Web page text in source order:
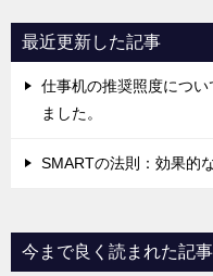
最近更新した記事
仕事机の推奨照度につ
ました。
SMARTの法則：効果的
今まで良く読まれた記事